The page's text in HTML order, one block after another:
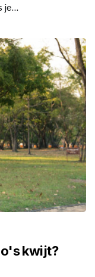
je...
kwijt?